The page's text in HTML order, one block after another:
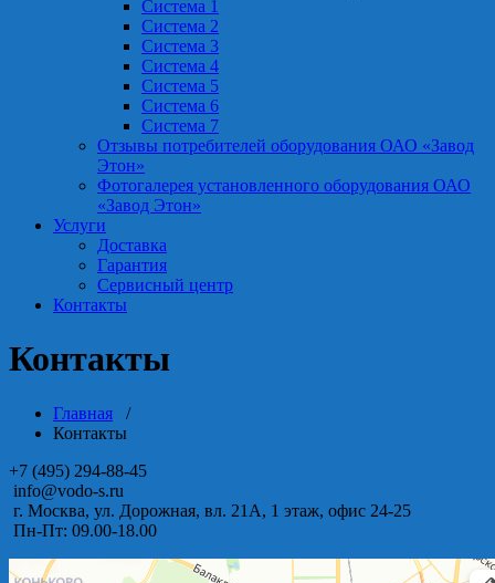
Система 1
Система 2
Система 3
Система 4
Система 5
Система 6
Система 7
Отзывы потребителей оборудования ОАО «Завод
Этон»
Фотогалерея установленного оборудования ОАО
«Завод Этон»
Услуги
Доставка
Гарантия
Сервисный центр
Контакты
Контакты
Главная /
Контакты
+7 (495) 294-88-45
info@vodo-s.ru
г. Москва, ул. Дорожная, вл. 21А, 1 этаж, офис 24-25
Пн-Пт: 09.00-18.00